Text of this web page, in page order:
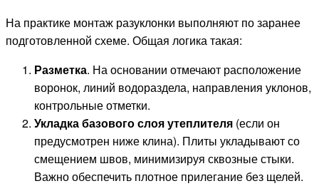
На практике монтаж разуклонки выполняют по заранее
подготовленной схеме. Общая логика такая:
Разметка. На основании отмечают расположение
воронок, линий водораздела, направления уклонов,
контрольные отметки.
Укладка базового слоя утеплителя (если он
предусмотрен ниже клина). Плиты укладывают со
смещением швов, минимизируя сквозные стыки.
Важно обеспечить плотное прилегание без щелей.